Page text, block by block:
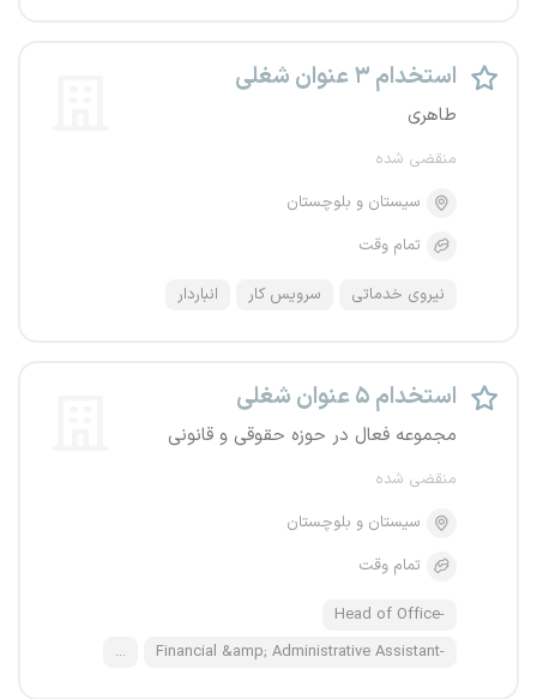
استخدام ۳ عنوان شغلی
طاهری
منقضی شده
سیستان و بلوچستان
تمام وقت
نیروی خدماتی سرویس کار انباردار
استخدام ۵ عنوان شغلی
مجموعه فعال در حوزه حقوقی و قانونی
منقضی شده
سیستان و بلوچستان
تمام وقت
-Head of Office
-Financial &amp; Administrative Assistant
...